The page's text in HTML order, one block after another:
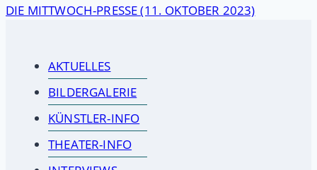
DIE MITTWOCH-PRESSE (11. OKTOBER 2023)
AKTUELLES
BILDERGALERIE
KÜNSTLER-INFO
THEATER-INFO